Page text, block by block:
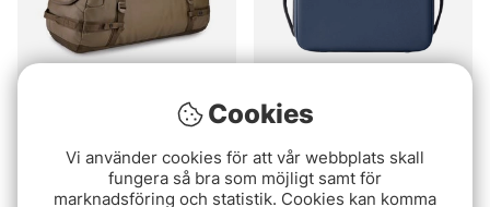
Thule Chasm Recycled
Duffel 70L - Deep Khaki
Yeti Daytrip Insulated
Lunch Box 5L - Navy
939 kr
Cookies
Vi använder cookies för att vår webbplats skall
fungera så bra som möjligt samt för
marknadsföring och statistik. Cookies kan komma